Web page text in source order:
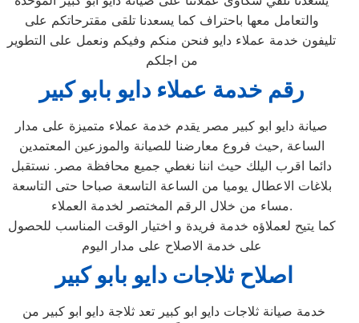
والتعامل معها باحتراف كما يسعدنا تلقى مقترحاتكم على
تليفون خدمة عملاء دايو فنحن منكم وفيكم ونعمل على التطوير
من اجلكم
رقم خدمة عملاء دايو بابو كبير
صيانة دايو ابو كبير مصر يقدم خدمة عملاء متميزة على مدار
الساعة ,حيث فروع معارضنا للصيانة والموزعين المعتمدين
دائما اقرب اليلك حيث اننا نغطي جميع محافظة مصر. نستقبل
بلاغات الاعطال يوميا من الساعة التاسعة صباحا حتى التاسعة
مساء من خلال الرقم المختصر لخدمة العملاء.
كما يتيح لعملاؤه خدمة فريدة و اختيار الوقت المناسب للحصول
على خدمة الاصلاح على مدار اليوم
اصلاح ثلاجات دايو بابو كبير